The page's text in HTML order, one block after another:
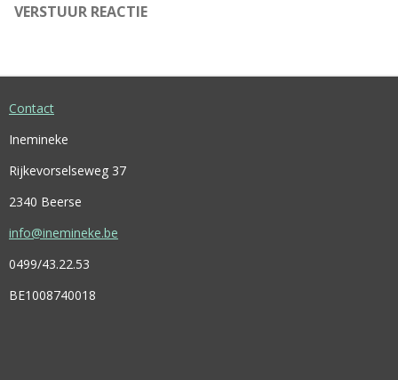
VERSTUUR REACTIE
Contact
Inemineke
Rijkevorselseweg 37
2340 Beerse
info@inemineke.be
0499/43.22.53
BE1008740018